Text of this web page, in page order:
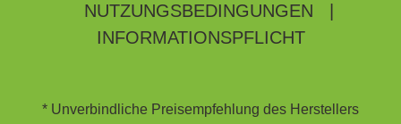
NUTZUNGSBEDINGUNGEN
INFORMATIONSPFLICHT
* Unverbindliche Preisempfehlung des Herstellers